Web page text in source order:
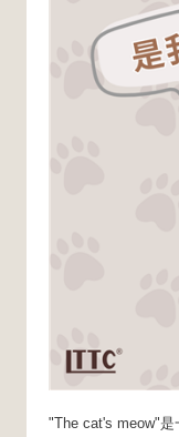
"The cat's meow"